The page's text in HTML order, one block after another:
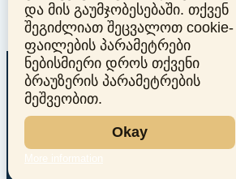
და მის გაუმჯობესებაში. თქვენ
შეგიძლიათ შეცვალოთ cookie-
ფაილების პარამეტრები
ნებისმიერი დროს თქვენი
ბრაუზერის პარამეტრების
მეშვეობით.
Okay
More information